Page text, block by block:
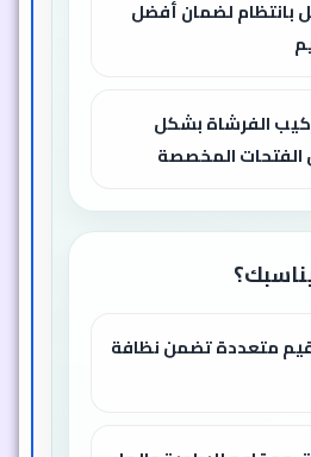
بانتظام لضمان أفضل
الفرشاة بشكل
الفتحات المخصصة
متعددة تضمن نظافة